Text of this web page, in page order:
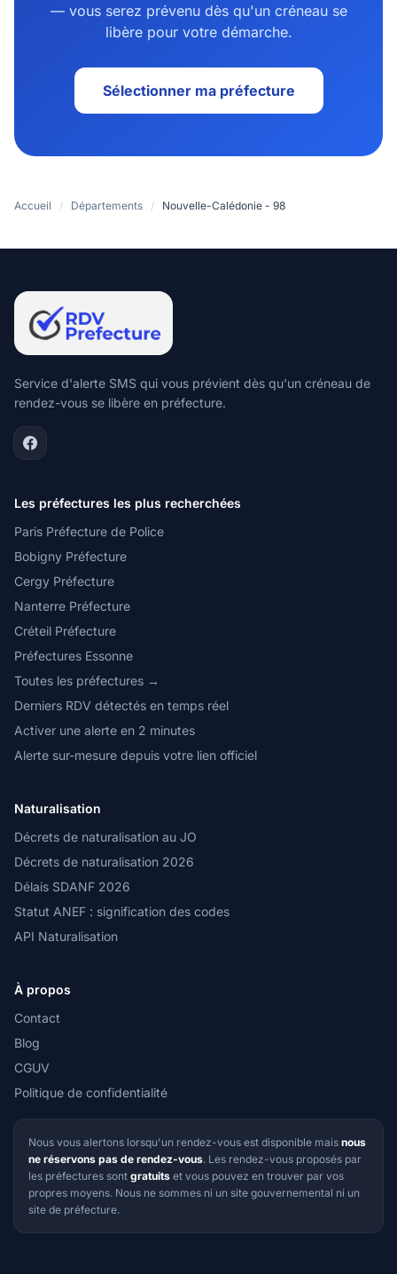
— vous serez prévenu dès qu'un créneau se
libère pour votre démarche.
Sélectionner ma préfecture
Accueil / Départements / Nouvelle-Calédonie - 98
Service d'alerte SMS qui vous prévient dès qu'un créneau de
rendez-vous se libère en préfecture.
Les préfectures les plus recherchées
Paris Préfecture de Police
Bobigny Préfecture
Cergy Préfecture
Nanterre Préfecture
Créteil Préfecture
Préfectures Essonne
Toutes les préfectures →
Derniers RDV détectés en temps réel
Activer une alerte en 2 minutes
Alerte sur-mesure depuis votre lien officiel
Naturalisation
Décrets de naturalisation au JO
Décrets de naturalisation 2026
Délais SDANF 2026
Statut ANEF : signification des codes
API Naturalisation
À propos
Contact
Blog
CGUV
Politique de confidentialité
Nous vous alertons lorsqu'un rendez-vous est disponible mais nous
ne réservons pas de rendez-vous. Les rendez-vous proposés par
les préfectures sont gratuits et vous pouvez en trouver par vos
propres moyens. Nous ne sommes ni un site gouvernemental ni un
site de préfecture.